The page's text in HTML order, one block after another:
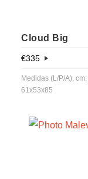
Cloud Big
€335
Medidas (L/P/A), cm:
61x53x85